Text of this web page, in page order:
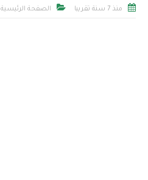
 منذ 7 سنة تقريبا  الصفحة الرئيسية